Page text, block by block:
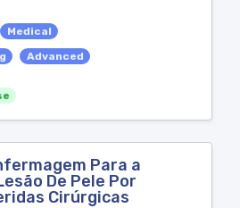
Medical
Advanced
Para a
De Pele Por
Cirúrgicas